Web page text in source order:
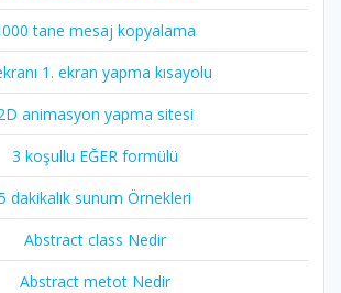
tane mesaj kopyalama
1. ekran yapma kısayolu
animasyon yapma sitesi
3 koşullu EĞER formülü
dakikalık sunum Örnekleri
Abstract class Nedir
Abstract metot Nedir